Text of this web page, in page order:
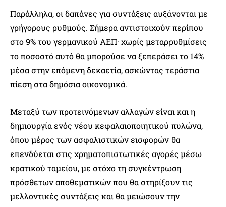
Παράλληλα, οι δαπάνες για συντάξεις αυξάνονται με
γρήγορους ρυθμούς. Σήμερα αντιστοιχούν περίπου
στο 9% του γερμανικού ΑΕΠ· χωρίς μεταρρυθμίσεις
το ποσοστό αυτό θα μπορούσε να ξεπεράσει το 14%
μέσα στην επόμενη δεκαετία, ασκώντας τεράστια
πίεση στα δημόσια οικονομικά.
Μεταξύ των προτεινόμενων αλλαγών είναι και η
δημιουργία ενός νέου κεφαλαιοποιητικού πυλώνα,
όπου μέρος των ασφαλιστικών εισφορών θα
επενδύεται στις χρηματοπιστωτικές αγορές μέσω
κρατικού ταμείου, με στόχο τη συγκέντρωση
πρόσθετων αποθεματικών που θα στηρίξουν τις
μελλοντικές συντάξεις και θα μειώσουν την